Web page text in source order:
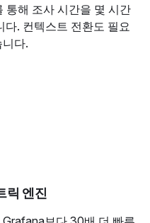
통해 조사 시간을 몇 시간
. 컨텍스트 전환도 필요
다.
릭 엔진